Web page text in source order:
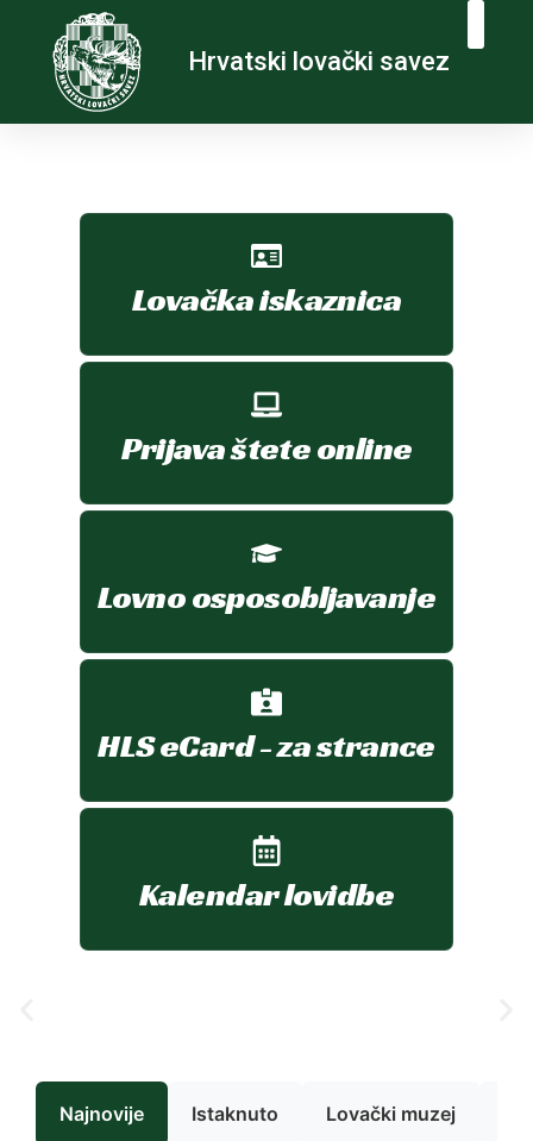
Hrvatski lovački savez
Lovačka iskaznica
Prijava štete online
Lovno osposobljavanje
HLS eCard - za strance
Kalendar lovidbe
Najnovije Istaknuto Lovački muzej